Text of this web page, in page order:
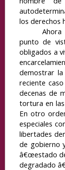
los derechos
Ahora
punto de
obligados a
demostrar la
reciente
decenas de
tortura en las
En otro
especiales
libertades
de gobierno
â€œestado
degradado